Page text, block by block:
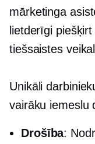
mārketinga
lietderīgi
tiešsaistes
Unikāli
vairāku iemeslu
Drošība: